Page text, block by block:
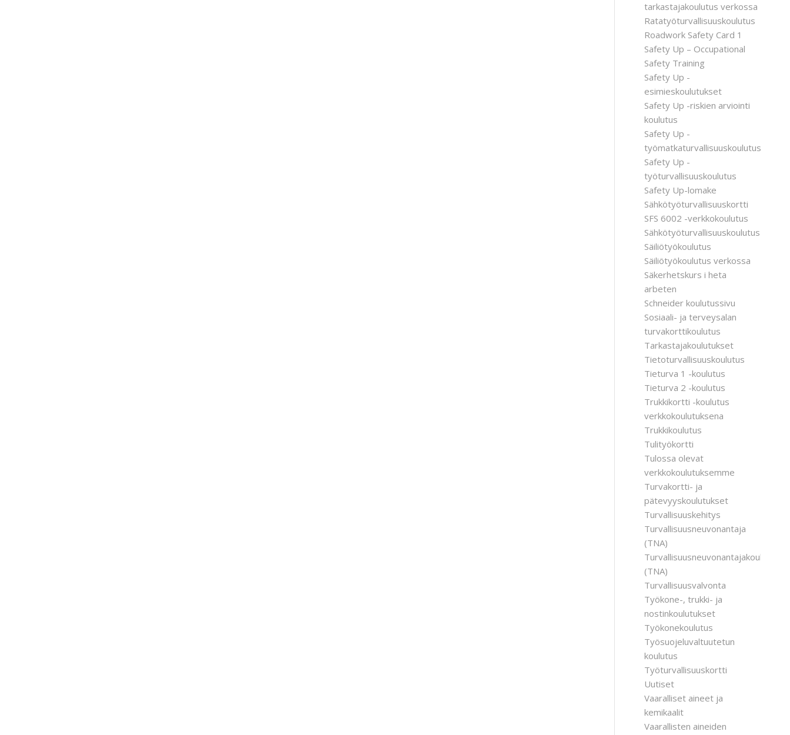
tarkastajakoulutus verkossa
Ratatyöturvallisuuskoulutus
Roadwork Safety Card 1
Safety Up – Occupational
Safety Training
Safety Up -
esimieskoulutukset
Safety Up -riskien arviointi
koulutus
Safety Up -
työmatkaturvallisuuskoulutus
Safety Up -
työturvallisuuskoulutus
Safety Up-lomake
Sähkötyöturvallisuuskortti
SFS 6002 -verkkokoulutus
Sähkötyöturvallisuuskoulutus
Säiliötyökoulutus
Säiliötyökoulutus verkossa
Säkerhetskurs i heta
arbeten
Schneider koulutussivu
Sosiaali- ja terveysalan
turvakorttikoulutus
Tarkastajakoulutukset
Tietoturvallisuuskoulutus
Tieturva 1 -koulutus
Tieturva 2 -koulutus
Trukkikortti -koulutus
verkkokoulutuksena
Trukkikoulutus
Tulityökortti
Tulossa olevat
verkkokoulutuksemme
Turvakortti- ja
pätevyyskoulutukset
Turvallisuuskehitys
Turvallisuusneuvonantaja
(TNA)
Turvallisuusneuvonantajakoulutus
(TNA)
Turvallisuusvalvonta
Työkone-, trukki- ja
nostinkoulutukset
Työkonekoulutus
Työsuojeluvaltuutetun
koulutus
Työturvallisuuskortti
Uutiset
Vaaralliset aineet ja
kemikaalit
Vaarallisten aineiden